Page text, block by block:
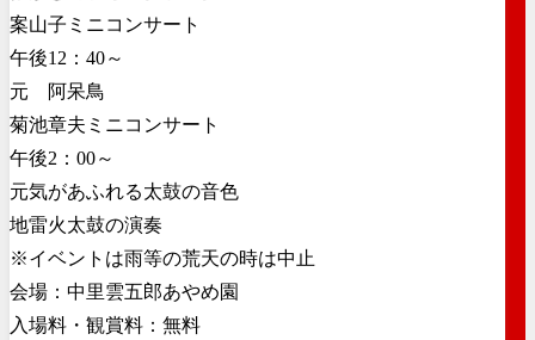
案山子ミニコンサート
午後12：40～
元 阿呆鳥
菊池章夫ミニコンサート
午後2：00～
元気があふれる太鼓の音色
地雷火太鼓の演奏
※イベントは雨等の荒天の時は中止
会場：中里雲五郎あやめ園
入場料・観賞料：無料